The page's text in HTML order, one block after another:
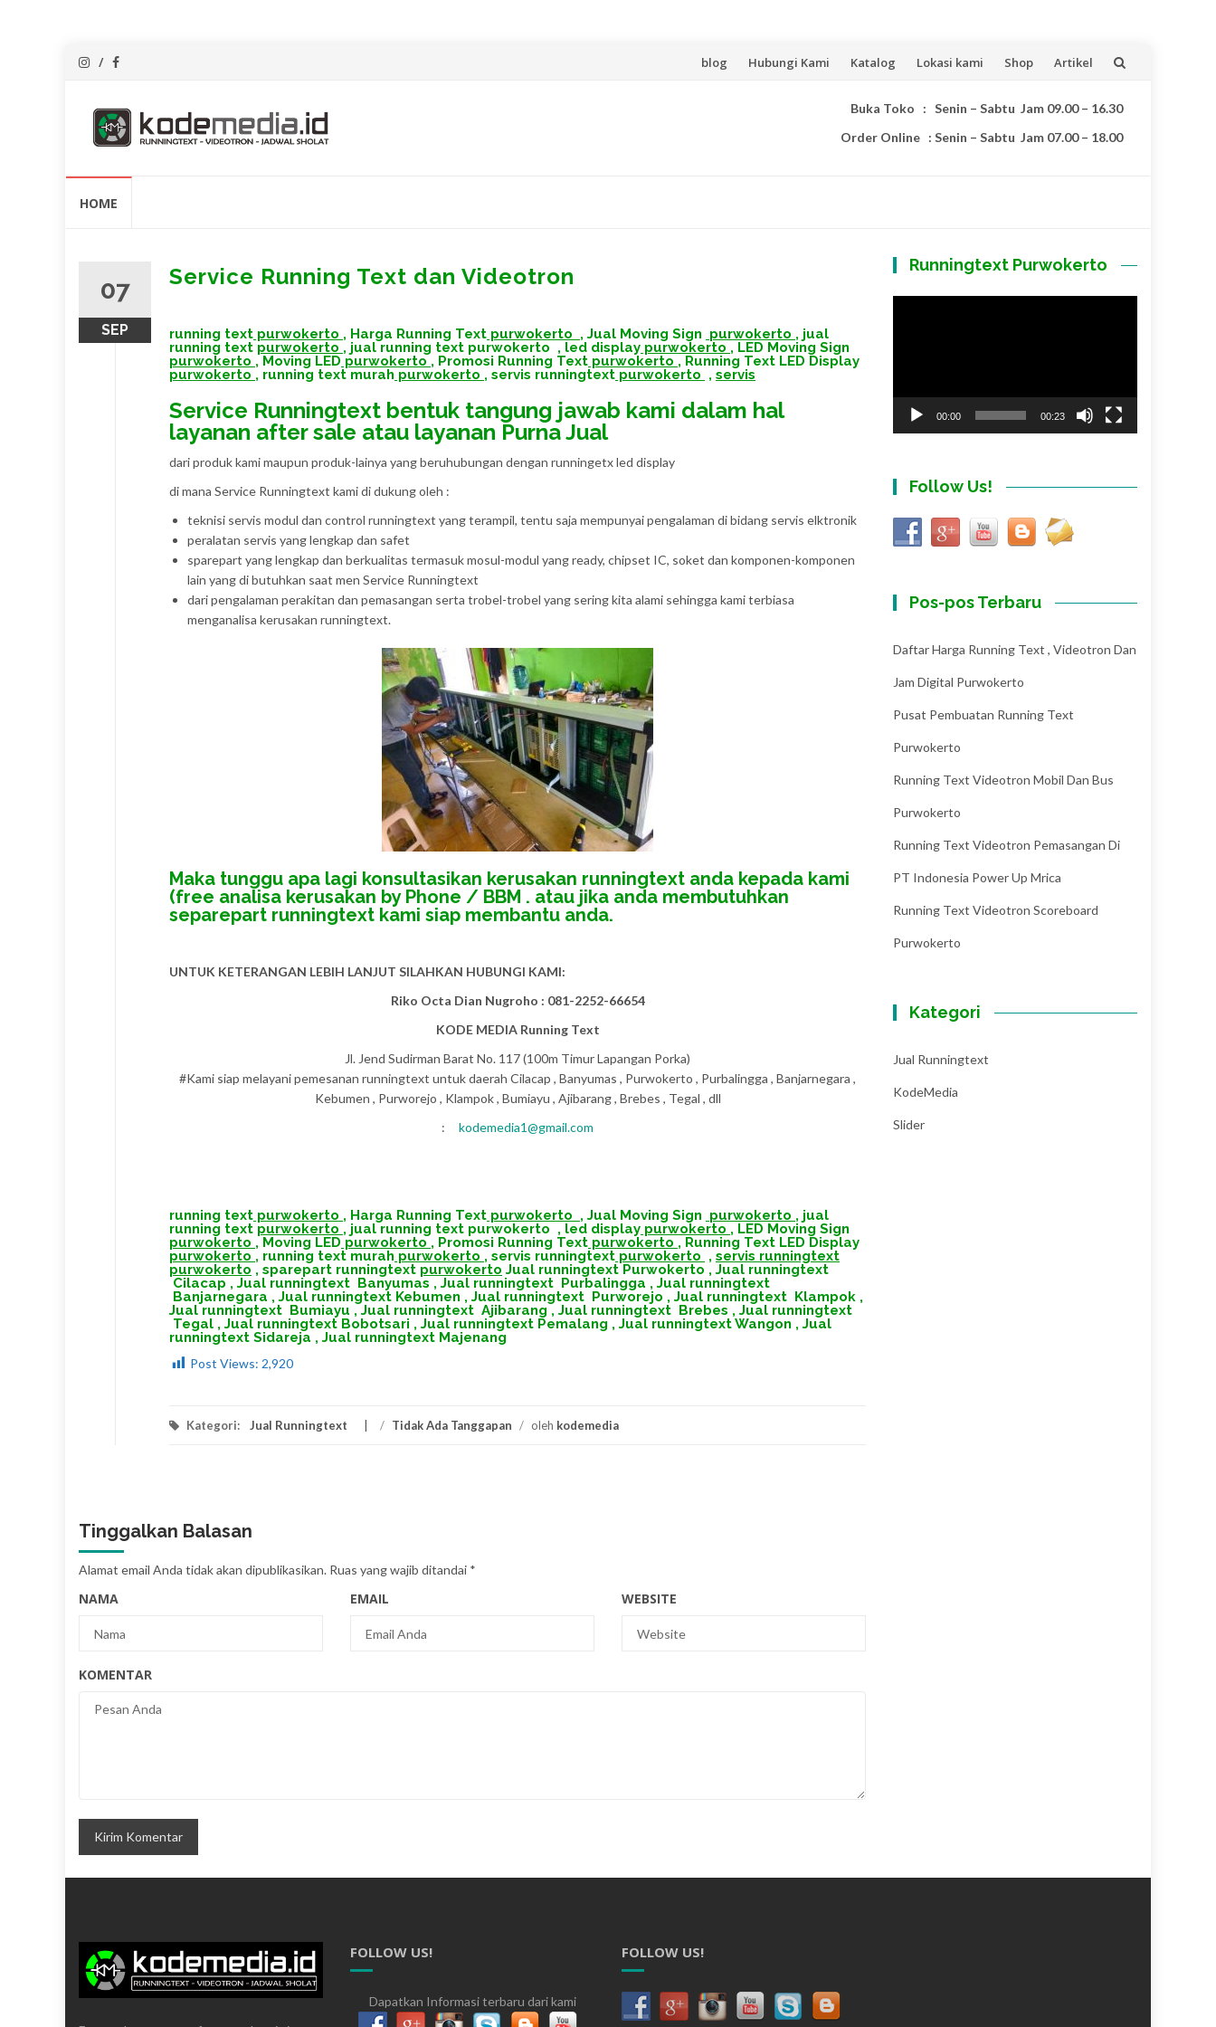
Lompat
blog Hubungi Kami Katalog Lokasi kami Shop Artikel
Buka Toko : Senin – Sabtu Jam 09.00 – 16.30
Order Online : Senin – Sabtu Jam 07.00 – 18.00
HOME
07
SEP
Service Running Text dan Videotron
running text purwokerto , Harga Running Text purwokerto , Jual Moving Sign purwokerto , jual
running text purwokerto , jual running text purwokerto , led display purwokerto , LED Moving Sign
purwokerto , Moving LED purwokerto , Promosi Running Text purwokerto , Running Text LED Display
purwokerto , running text murah purwokerto , servis runningtext purwokerto , servis
Service Runningtext bentuk tangung jawab kami dalam hal
layanan after sale atau layanan Purna Jual
dari produk kami maupun produk-lainya yang beruhubungan dengan runningetx led display
di mana Service Runningtext kami di dukung oleh :
teknisi servis modul dan control runningtext yang terampil, tentu saja mempunyai pengalaman di bidang servis elktronik
peralatan servis yang lengkap dan safet
sparepart yang lengkap dan berkualitas termasuk mosul-modul yang ready, chipset IC, soket dan komponen-komponen
lain yang di butuhkan saat men Service Runningtext
dari pengalaman perakitan dan pemasangan serta trobel-trobel yang sering kita alami sehingga kami terbiasa
menganalisa kerusakan runningtext.
Maka tunggu apa lagi konsultasikan kerusakan runningtext anda kepada kami
(free analisa kerusakan by Phone / BBM . atau jika anda membutuhkan
separepart runningtext kami siap membantu anda.
UNTUK KETERANGAN LEBIH LANJUT SILAHKAN HUBUNGI KAMI:
Riko Octa Dian Nugroho : 081-2252-66654
KODE MEDIA Running Text
Jl. Jend Sudirman Barat No. 117 (100m Timur Lapangan Porka)
#Kami siap melayani pemesanan runningtext untuk daerah Cilacap , Banyumas , Purwokerto , Purbalingga , Banjarnegara ,
Kebumen , Purworejo , Klampok , Bumiayu , Ajibarang , Brebes , Tegal , dll
: kodemedia1@gmail.com
running text purwokerto , Harga Running Text purwokerto , Jual Moving Sign purwokerto , jual
running text purwokerto , jual running text purwokerto , led display purwokerto , LED Moving Sign
purwokerto , Moving LED purwokerto , Promosi Running Text purwokerto , Running Text LED Display
purwokerto , running text murah purwokerto , servis runningtext purwokerto , servis runningtext
purwokerto , sparepart runningtext purwokerto Jual runningtext Purwokerto , Jual runningtext
Cilacap , Jual runningtext Banyumas , Jual runningtext Purbalingga , Jual runningtext
Banjarnegara , Jual runningtext Kebumen , Jual runningtext Purworejo , Jual runningtext Klampok ,
Jual runningtext Bumiayu , Jual runningtext Ajibarang , Jual runningtext Brebes , Jual runningtext
Tegal , Jual runningtext Bobotsari , Jual runningtext Pemalang , Jual runningtext Wangon , Jual
runningtext Sidareja , Jual runningtext Majenang
Post Views: 2,920
Kategori: Jual Runningtext / Tidak Ada Tanggapan / oleh kodemedia
Tinggalkan Balasan
Alamat email Anda tidak akan dipublikasikan. Ruas yang wajib ditandai *
NAMA EMAIL WEBSITE
KOMENTAR
Runningtext Purwokerto
00:00 00:23
Follow Us!
Pos-pos Terbaru
Daftar Harga Running Text , Videotron Dan
Jam Digital Purwokerto
Pusat Pembuatan Running Text
Purwokerto
Running Text Videotron Mobil Dan Bus
Purwokerto
Running Text Videotron Pemasangan Di
PT Indonesia Power Up Mrica
Running Text Videotron Scoreboard
Purwokerto
Kategori
Jual Runningtext
KodeMedia
Slider
FOLLOW US!
Dapatkan Informasi terbaru dari kami
FOLLOW US!